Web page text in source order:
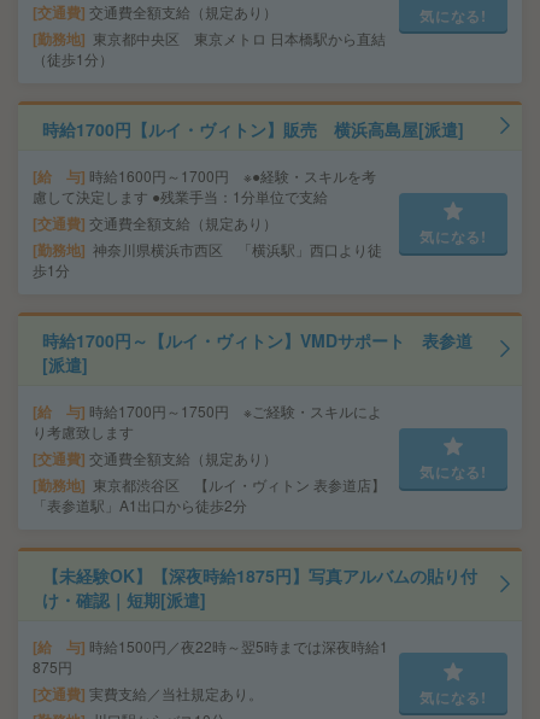
交通費 交通費全額支給（規定あり）
勤務地
東京都中央区 東京メトロ 日本橋駅から直結
（徒歩1分）
気になる!
時給1700円【ルイ・ヴィトン】販売 横浜高島屋[派遣]
給 与 時給1600円～1700円 ※●経験・スキルを考
慮して決定します ●残業手当：1分単位で支給
交通費 交通費全額支給（規定あり）
勤務地 神奈川県横浜市西区 「横浜駅」西口より徒
歩1分
気になる!
時給1700円～【ルイ・ヴィトン】VMDサポート 表参道
[派遣]
給 与 時給1700円～1750円 ※ご経験・スキルによ
り考慮致します
交通費 交通費全額支給（規定あり）
勤務地
東京都渋谷区 【ルイ・ヴィトン 表参道店】
「表参道駅」A1出口から徒歩2分
気になる!
【未経験OK】【深夜時給1875円】写真アルバムの貼り付
け・確認｜短期[派遣]
給 与 時給1500円／夜22時～翌5時までは深夜時給1
875円
交通費 実費支給／当社規定あり。 気になる!